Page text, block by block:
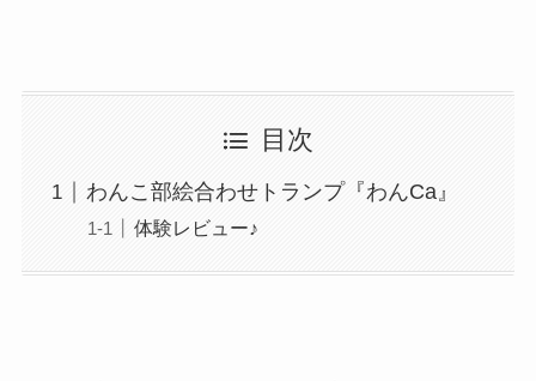
目次
わんこ部絵合わせトランプ『わんCa』
体験レビュー♪